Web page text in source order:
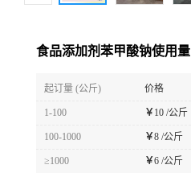
食品添加剂苯甲酸钠使用量
起订量 (公斤) 价格
1-100 ￥10 /公斤
100-1000 ￥8 /公斤
≥1000 ￥6 /公斤